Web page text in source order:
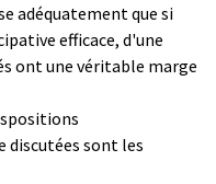
adéquatement que si
efficace, d'une
ont une véritable marge
sont les